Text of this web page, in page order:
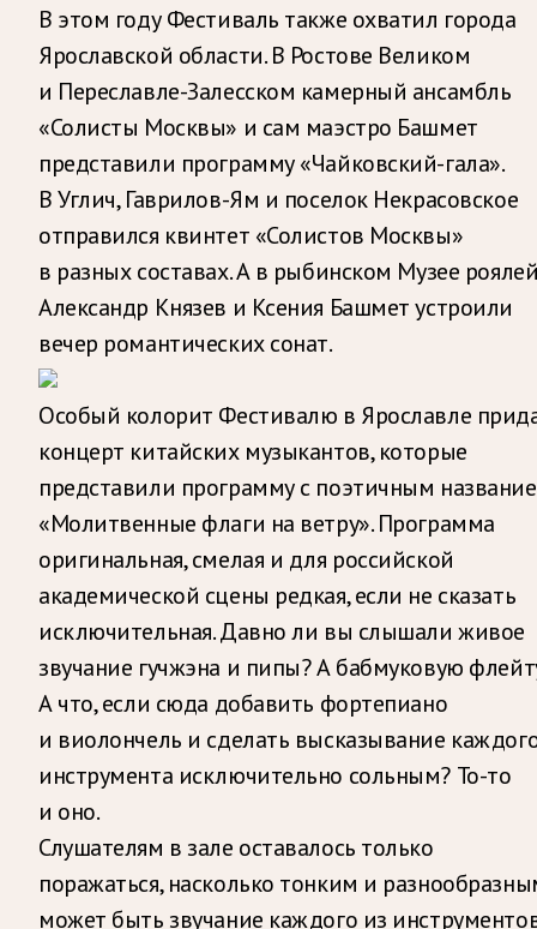
В этом году Фестиваль также охватил города
Ярославской области. В Ростове Великом
и Переславле-Залесском камерный ансамбль
«Солисты Москвы» и сам маэстро Башмет
представили программу «Чайковский-гала».
В Углич, Гаврилов-Ям и поселок Некрасовское
отправился квинтет «Солистов Москвы»
в разных составах. А в рыбинском Музее
Александр Князев и Ксения Башмет устроили
вечер романтических сонат.
Особый колорит Фестивалю в Ярославле
концерт китайских музыкантов, которые
представили программу с поэтичным
«Молитвенные флаги на ветру». Программа
оригинальная, смелая и для российской
академической сцены редкая, если не сказать
исключительная. Давно ли вы слышали живое
звучание гучжэна и пипы? А бабмуковую
А что, если сюда добавить фортепиано
и виолончель и сделать высказывание
инструмента исключительно сольным? То-то
и оно.
Слушателям в зале оставалось только
поражаться, насколько тонким и
может быть звучание каждого из